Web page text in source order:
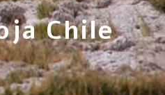
Chile